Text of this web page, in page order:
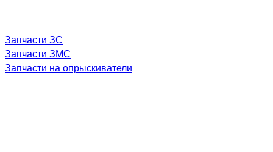
Запчасти ЗС
Запчасти ЗМС
Запчасти на опрыскиватели